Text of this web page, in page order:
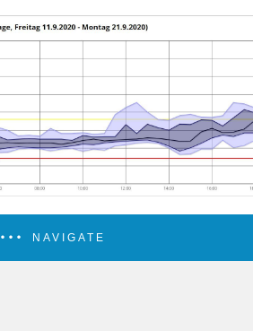
NAVIGATE